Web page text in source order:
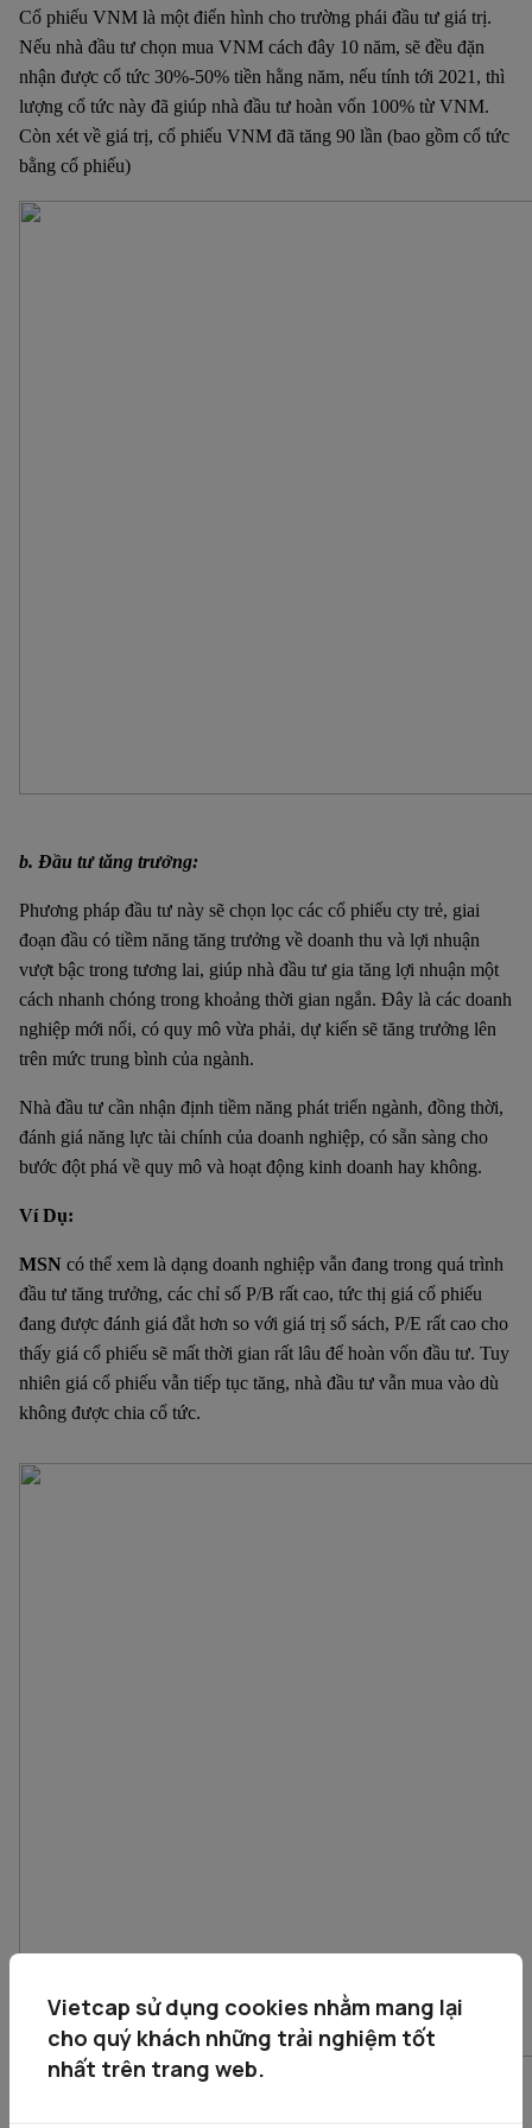
Cổ phiếu VNM là một điển hình cho trường phái đầu tư giá trị.
Nếu nhà đầu tư chọn mua VNM cách đây 10 năm, sẽ đều đặn
nhận được cổ tức 30%-50% tiền hằng năm, nếu tính tới 2021, thì
lượng cổ tức này đã giúp nhà đầu tư hoàn vốn 100% từ VNM.
Còn xét về giá trị, cổ phiếu VNM đã tăng 90 lần (bao gồm cổ tức
bằng cổ phiếu)
b. Đầu tư tăng trưởng:
Phương pháp đầu tư này sẽ chọn lọc các cổ phiếu cty trẻ, giai
đoạn đầu có tiềm năng tăng trưởng về doanh thu và lợi nhuận
vượt bậc trong tương lai, giúp nhà đầu tư gia tăng lợi nhuận một
cách nhanh chóng trong khoảng thời gian ngắn. Đây là các doanh
nghiệp mới nổi, có quy mô vừa phải, dự kiến sẽ tăng trưởng lên
trên mức trung bình của ngành.
Nhà đầu tư cần nhận định tiềm năng phát triển ngành, đồng thời,
đánh giá năng lực tài chính của doanh nghiệp, có sẵn sàng cho
bước đột phá về quy mô và hoạt động kinh doanh hay không.
Ví Dụ:
MSN có thể xem là dạng doanh nghiệp vẫn đang trong quá trình
đầu tư tăng trưởng, các chỉ số P/B rất cao, tức thị giá cổ phiếu
đang được đánh giá đắt hơn so với giá trị sổ sách, P/E rất cao cho
thấy giá cổ phiếu sẽ mất thời gian rất lâu để hoàn vốn đầu tư. Tuy
nhiên giá cổ phiếu vẫn tiếp tục tăng, nhà đầu tư vẫn mua vào dù
không được chia cổ tức.
Vietcap sử dụng cookies nhằm mang lại
cho quý khách những trải nghiệm tốt
nhất trên trang web.